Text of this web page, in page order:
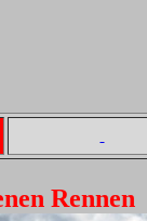
Rennen